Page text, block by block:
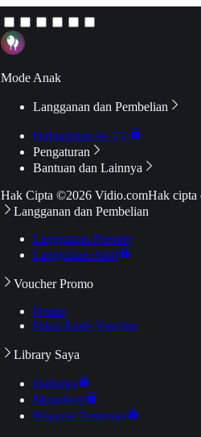
Mode Anak
Langganan dan Pembelian
Hubungkan ke TV
Pengaturan
Bantuan dan Lainnya
Hak Cipta ©2026 Vidio.comHak cipta
Langganan dan Pembelian
Langganan Premier
Langganan Aktif
Voucher Promo
Promo
Pakai Kode Voucher
Library Saya
Daftarku
Mengikuti
Riwayat Tontonan